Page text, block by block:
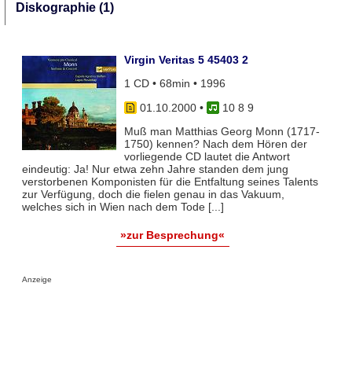
Diskographie (1)
Virgin Veritas 5 45403 2
1 CD • 68min • 1996
01.10.2000•
10 8 9
Muß man Matthias Georg Monn (1717-
1750) kennen? Nach dem Hören der
vorliegende CD lautet die Antwort
eindeutig: Ja! Nur etwa zehn Jahre standen dem jung
verstorbenen Komponisten für die Entfaltung seines Talents
zur Verfügung, doch die fielen genau in das Vakuum,
welches sich in Wien nach dem Tode [...]
»zur Besprechung«
Anzeige